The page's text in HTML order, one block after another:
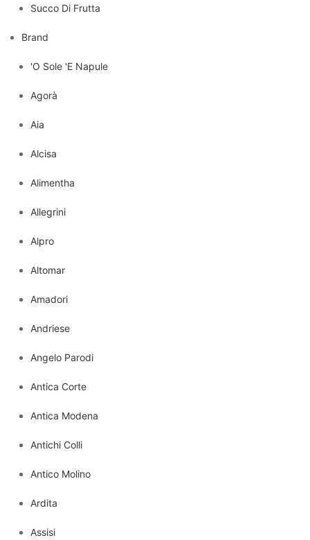
Succo Di Frutta
Brand
'O Sole 'E Napule
Agorà
Aia
Alcisa
Alimentha
Allegrini
Alpro
Altomar
Amadori
Andriese
Angelo Parodi
Antica Corte
Antica Modena
Antichi Colli
Antico Molino
Ardita
Assisi